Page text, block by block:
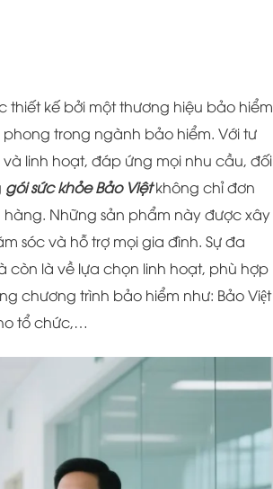
thiết kế bởi một thương hiệu bảo hiểm
trong ngành bảo hiểm. Với tư
linh hoạt, đáp ứng mọi nhu cầu, đối
gói sức khỏe Bảo Việtkhông chỉ đơn
Những sản phẩm này được xây
sóc và hỗ trợ mọi gia đình. Sự đa
còn là về lựa chọn linh hoạt, phù hợp
chương trình bảo hiểm như: Bảo Việt
tổ chức,…